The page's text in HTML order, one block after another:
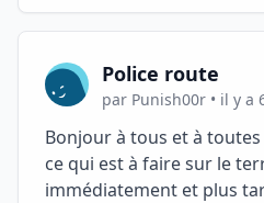
Police route
par Punish00r • il y a
Bonjour à tous et à toutes
ce qui est à faire sur le
immédiatement et plus